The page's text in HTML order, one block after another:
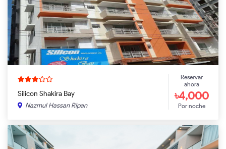
Silicon Shakira Bay
Nazmul Hassan Ripan
Reservar
ahora
৳4,000
Por noche